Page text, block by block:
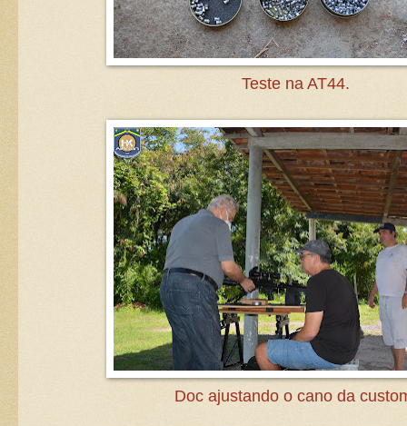
Teste na AT44.
Doc ajustando o cano da